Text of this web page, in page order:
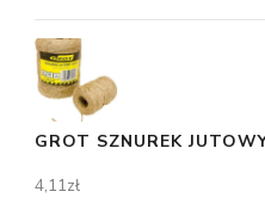
GROT SZNUREK
4,11zł